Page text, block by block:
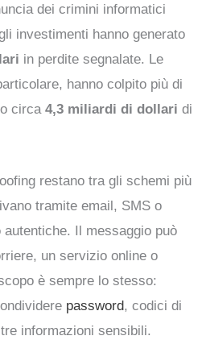
dei crimini informatici
investimenti hanno generato
in perdite segnalate. Le
hanno colpito più di
circa4,3 miliardi di dollari di
restano tra gli schemi più
tramite email, SMS o
Il messaggio può
un servizio online o
è sempre lo stesso:
password, codici di
informazioni sensibili.